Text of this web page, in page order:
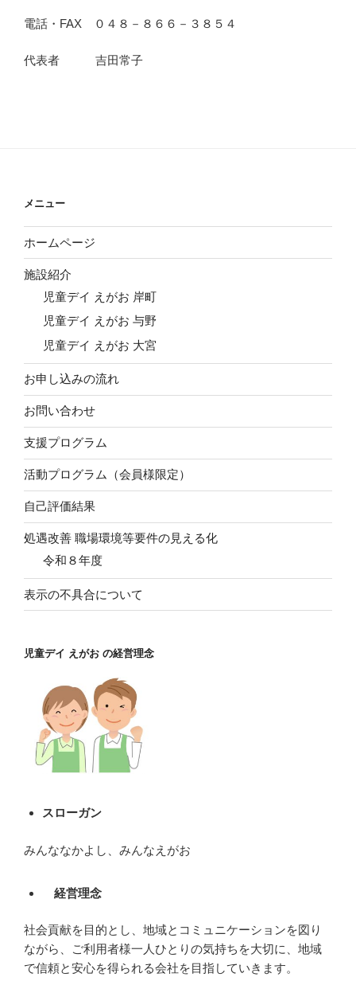
電話・FAX ０４８－８６６－３８５４
代表者 吉田常子
メニュー
ホームページ
施設紹介
児童デイ えがお 岸町
児童デイ えがお 与野
児童デイ えがお 大宮
お申し込みの流れ
お問い合わせ
支援プログラム
活動プログラム（会員様限定）
自己評価結果
処遇改善 職場環境等要件の見える化
令和８年度
表示の不具合について
児童デイ えがお の経営理念
スローガン
みんななかよし、みんなえがお
経営理念
社会貢献を目的とし、地域とコミュニケーションを図り
ながら、ご利用者様一人ひとりの気持ちを大切に、地域
で信頼と安心を得られる会社を目指していきます。